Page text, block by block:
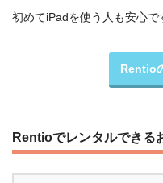
初めてiPadを使う人も安心で
Rentio
Rentioでレンタルできる